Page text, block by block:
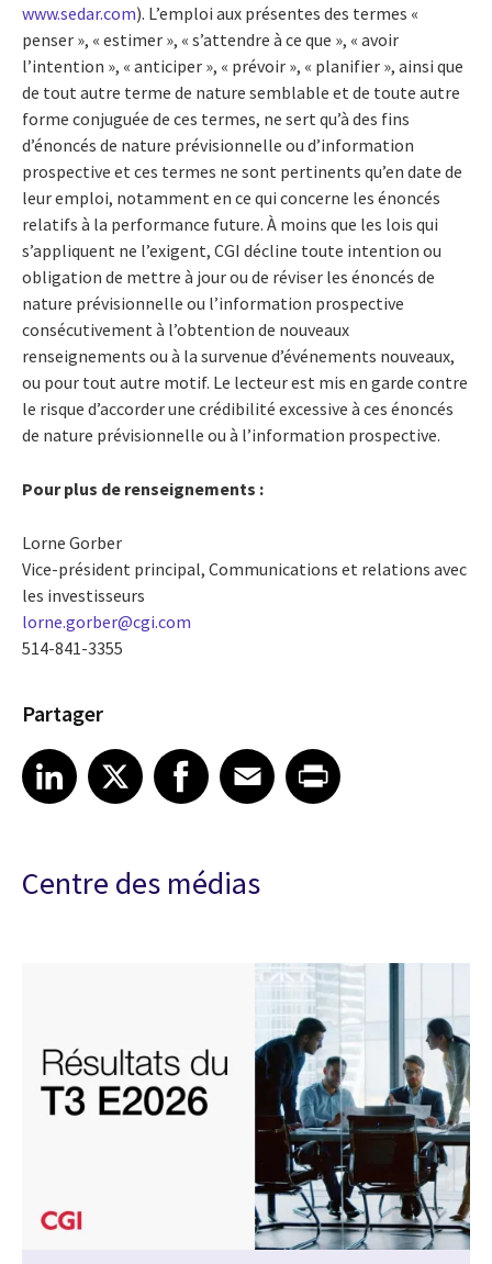
www.sedar.com). L’emploi aux présentes des termes «
penser », « estimer », « s’attendre à ce que », « avoir
l’intention », « anticiper », « prévoir », « planifier », ainsi que
de tout autre terme de nature semblable et de toute autre
forme conjuguée de ces termes, ne sert qu’à des fins
d’énoncés de nature prévisionnelle ou d’information
prospective et ces termes ne sont pertinents qu’en date de
leur emploi, notamment en ce qui concerne les énoncés
relatifs à la performance future. À moins que les lois qui
s’appliquent ne l’exigent, CGI décline toute intention ou
obligation de mettre à jour ou de réviser les énoncés de
nature prévisionnelle ou l’information prospective
consécutivement à l’obtention de nouveaux
renseignements ou à la survenue d’événements nouveaux,
ou pour tout autre motif. Le lecteur est mis en garde contre
le risque d’accorder une crédibilité excessive à ces énoncés
de nature prévisionnelle ou à l’information prospective.
Pour plus de renseignements :
Lorne Gorber
Vice-président principal, Communications et relations avec
les investisseurs
lorne.gorber@cgi.com
514-841-3355
Partager
Share article on LinkedIn
LinkedIn
Share article on XShare article on Facebook
Facebook
Share article on Email
EmailShare article on Print
Centre des médias